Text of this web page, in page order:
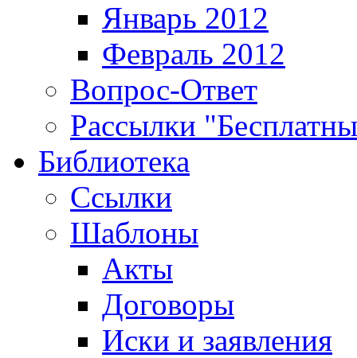
Январь 2012
Февраль 2012
Вопрос-Ответ
Рассылки
Библиотека
Ссылки
Шаблоны
Акты
Договоры
Иски и заявления